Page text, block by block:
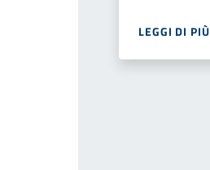
LEGGI DI PIÙ